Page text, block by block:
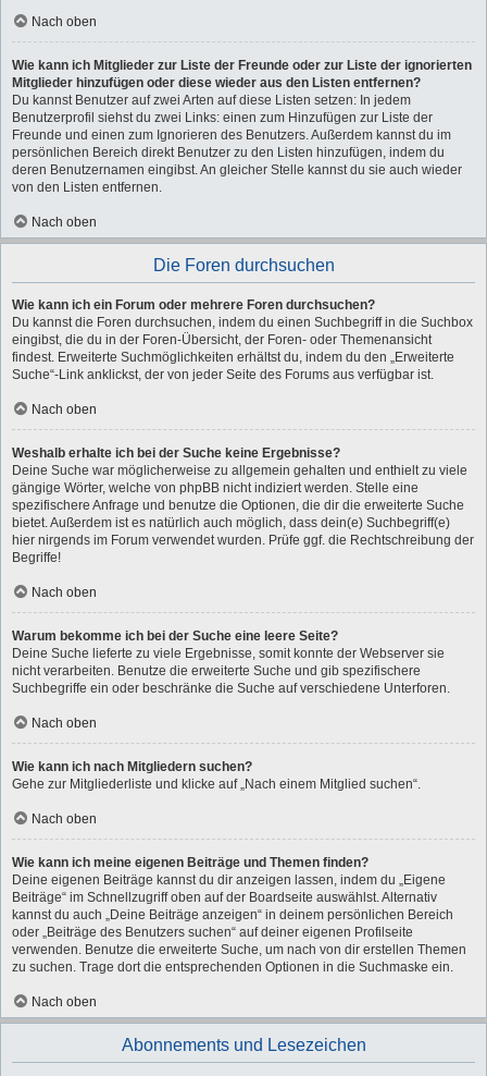
Nach oben
Wie kann ich Mitglieder zur Liste der Freunde oder zur Liste der ignorierten
Mitglieder hinzufügen oder diese wieder aus den Listen entfernen?
Du kannst Benutzer auf zwei Arten auf diese Listen setzen: In jedem
Benutzerprofil siehst du zwei Links: einen zum Hinzufügen zur Liste der
Freunde und einen zum Ignorieren des Benutzers. Außerdem kannst du im
persönlichen Bereich direkt Benutzer zu den Listen hinzufügen, indem du
deren Benutzernamen eingibst. An gleicher Stelle kannst du sie auch wieder
von den Listen entfernen.
Nach oben
Die Foren durchsuchen
Wie kann ich ein Forum oder mehrere Foren durchsuchen?
Du kannst die Foren durchsuchen, indem du einen Suchbegriff in die Suchbox
eingibst, die du in der Foren-Übersicht, der Foren- oder Themenansicht
findest. Erweiterte Suchmöglichkeiten erhältst du, indem du den „Erweiterte
Suche“-Link anklickst, der von jeder Seite des Forums aus verfügbar ist.
Nach oben
Weshalb erhalte ich bei der Suche keine Ergebnisse?
Deine Suche war möglicherweise zu allgemein gehalten und enthielt zu viele
gängige Wörter, welche von phpBB nicht indiziert werden. Stelle eine
spezifischere Anfrage und benutze die Optionen, die dir die erweiterte Suche
bietet. Außerdem ist es natürlich auch möglich, dass dein(e) Suchbegriff(e)
hier nirgends im Forum verwendet wurden. Prüfe ggf. die Rechtschreibung der
Begriffe!
Nach oben
Warum bekomme ich bei der Suche eine leere Seite?
Deine Suche lieferte zu viele Ergebnisse, somit konnte der Webserver sie
nicht verarbeiten. Benutze die erweiterte Suche und gib spezifischere
Suchbegriffe ein oder beschränke die Suche auf verschiedene Unterforen.
Nach oben
Wie kann ich nach Mitgliedern suchen?
Gehe zur Mitgliederliste und klicke auf „Nach einem Mitglied suchen“.
Nach oben
Wie kann ich meine eigenen Beiträge und Themen finden?
Deine eigenen Beiträge kannst du dir anzeigen lassen, indem du „Eigene
Beiträge“ im Schnellzugriff oben auf der Boardseite auswählst. Alternativ
kannst du auch „Deine Beiträge anzeigen“ in deinem persönlichen Bereich
oder „Beiträge des Benutzers suchen“ auf deiner eigenen Profilseite
verwenden. Benutze die erweiterte Suche, um nach von dir erstellen Themen
zu suchen. Trage dort die entsprechenden Optionen in die Suchmaske ein.
Nach oben
Abonnements und Lesezeichen